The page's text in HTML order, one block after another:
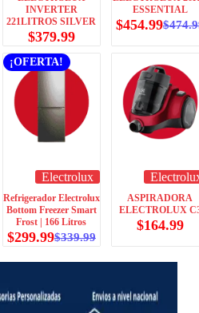
INVERTER
221LITROS SILVER
$379.99
ESSENTIAL
$
$454.99
¡OFERTA!
Electrolux
Refrigerador Electrolux
Bottom Freezer Smart
Frost | 166 Litros
$339.99
$299.99
ASPIRADORA
ELECTROLUX
$164.99